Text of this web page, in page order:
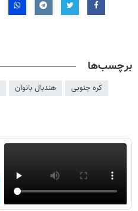
برچسب‌ها
کره جنوبی هندبال بانوان